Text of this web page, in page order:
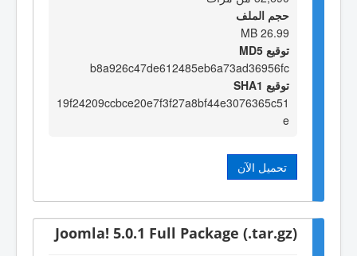
حجم الملف
26.99 MB
توقيع MD5
b8a926c47de612485eb6a73ad36956fc
توقيع SHA1
19f24209ccbce20e7f3f27a8bf44e3076365c51
e
تحميل الآن
Joomla! 5.0.1 Full Package (.tar.gz)